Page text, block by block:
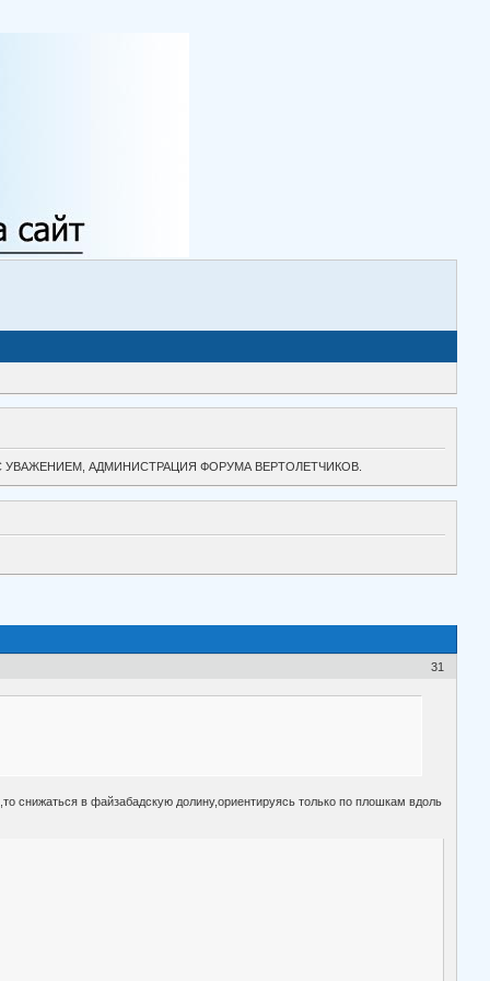
УВАЖЕНИЕМ, АДМИНИСТРАЦИЯ ФОРУМА ВЕРТОЛЕТЧИКОВ.
31
снижаться в файзабадскую долину,ориентируясь только по плошкам вдоль